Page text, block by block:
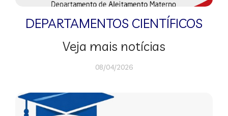
DEPARTAMENTOS CIENTÍFICOS
Veja mais notícias
08/04/2026